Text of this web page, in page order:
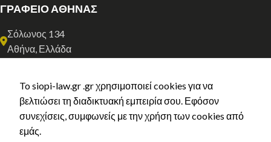
ΓΡΑΦΕΙΟ ΑΘΗΝΑΣ
Σόλωνος 134
Αθήνα, Ελλάδα
(+30) 211 0035843
ΟΙ ΥΠΗΡΕΣΙΕΣ ΜΑΣ
To siopi-law.gr .gr χρησιμοποιεί cookies για να
βελτιώσει τη διαδικτυακή εμπειρία σου. Εφόσον
συνεχίσεις, συμφωνείς με την χρήση των cookies από
εμάς.